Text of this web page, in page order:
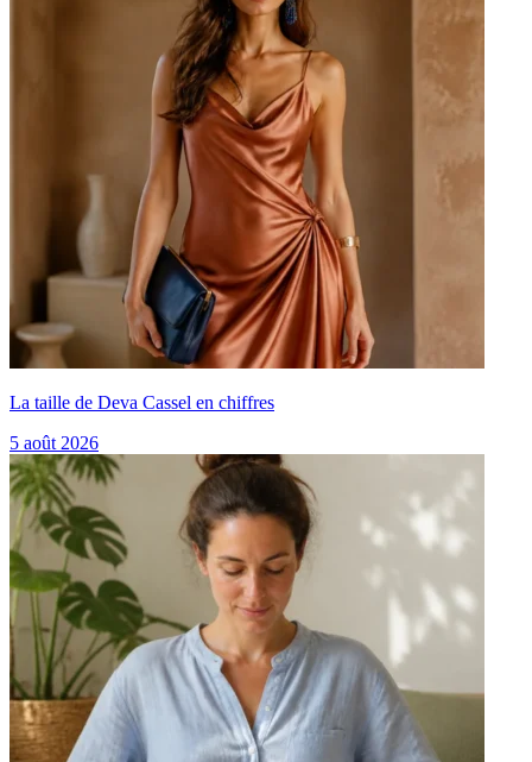
La taille de Deva Cassel en chiffres
5 août 2026